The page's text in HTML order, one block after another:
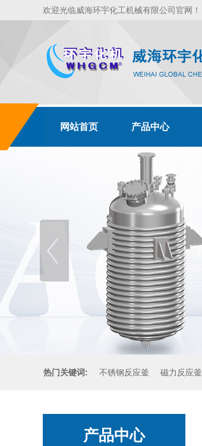
欢迎光临威海环宇化工机械有限公司官网！
网站首页 产品中心
热门关键词: 不锈钢反应釜 磁力反应釜
产品中心